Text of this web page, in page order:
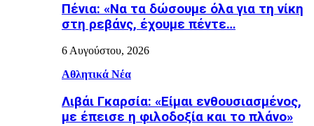
Πένια: «Να τα δώσουμε όλα για τη νίκη
στη ρεβάνς, έχουμε πέντε…
6 Αυγούστου, 2026
Αθλητικά Νέα
Λιβάι Γκαρσία: «Είμαι ενθουσιασμένος,
με έπεισε η φιλοδοξία και το πλάνο»